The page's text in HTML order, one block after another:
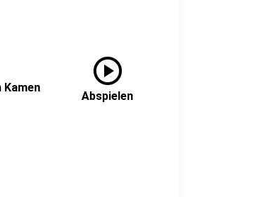
Kamen
play_circle
Abspielen